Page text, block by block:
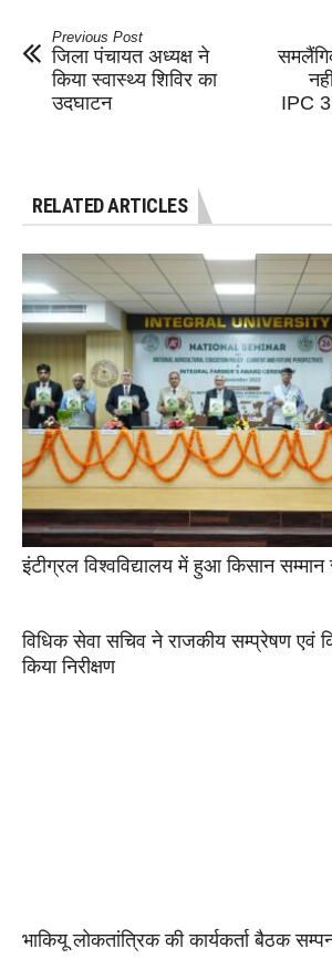
Previous Post
जिला पंचायत अध्यक्ष ने
किया स्वास्थ्य शिविर का
उदघाटन
IPC
RELATED ARTICLES
इंटीग्रल विश्वविद्यालय में हुआ किसान
विधिक सेवा सचिव ने राजकीय सम्प्रेषण एवं
किया निरीक्षण
भाकियू लोकतांत्रिक की कार्यकर्ता बैठक